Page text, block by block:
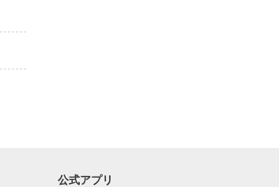
公式アプリ